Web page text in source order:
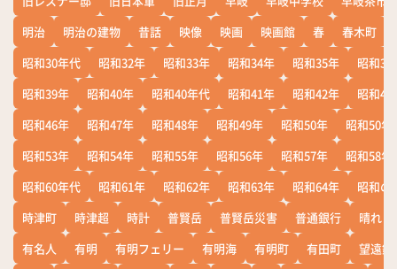
明治
明治の建物 昔話 映像 映画 映画館 春 春木町
昭和30年代
昭和32年 昭和33年 昭和34年 昭和35年
昭和36
昭和39年
昭和40年 昭和40年代 昭和41年 昭和42年
昭和43
昭和46年
昭和47年 昭和48年 昭和49年 昭和50年
昭和50年
昭和53年
昭和54年 昭和55年 昭和56年 昭和57年
昭和58年
昭和60年代
昭和61年 昭和62年 昭和63年 昭和64年
昭和の
時津町
時津超 時計 普賢岳 普賢岳災害 普通銀行
晴れ
有名人
有明 有明フェリー 有明海 有明町 有田町
望遠鏡